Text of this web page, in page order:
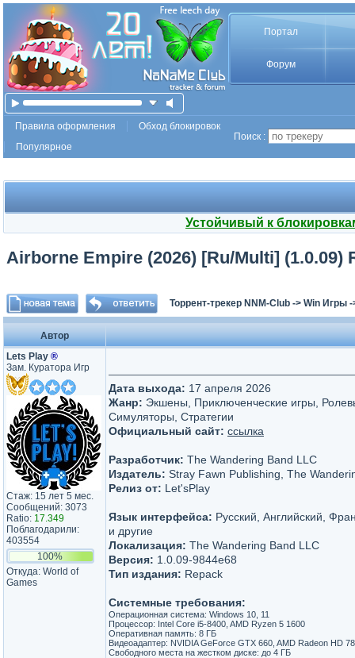
Портал
Форум
Правила оформления
Обход блокировок
Популярное
Поиск :
Устойчивый к
Airborne Empire (2026) [Ru/Multi]
Торрент-трекер NNM-Club -> Win Игры
Автор
Lets Play ®
Зам. Куратора Игр
Стаж: 15 лет 5 мес.
Сообщений: 3073
Ratio: 17.349
Поблагодарили:
403554
100%
Откуда: World of
Games
Дата выхода: 17 апреля 2026
Жанр: Экшены, Приключенческие игры,
Симуляторы, Стратегии
Официальный сайт: ссылка
Разработчик: The Wandering Band LLC
Издатель: Stray Fawn Publishing, The
Релиз от: Let'sРlay
Язык интерфейса: Русский, Английский,
и другие
Локализация: The Wandering Band LLC
Версия: 1.0.09-9844e68
Тип издания: Repack
Системные требования:
Операционная система: Windows 10, 11
Процессор: Intel Core i5-8400, AMD Ryzen 5 1600
Оперативная память: 8 ГБ
Видеоадаптер: NVIDIA GeForce GTX 660, AMD Radeon HD
Свободного места на жестком диске: до 4 ГБ